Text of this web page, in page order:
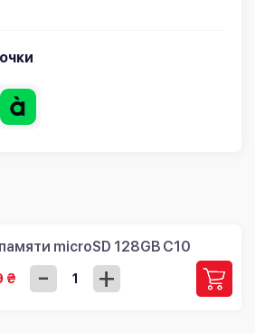
microSD 128GB C10
₴ - +